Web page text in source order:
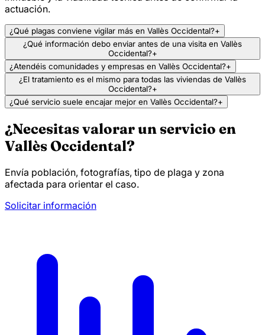
actuación.
¿Qué plagas conviene vigilar más en Vallès Occidental?+
¿Qué información debo enviar antes de una visita en Vallès
Occidental?+
¿Atendéis comunidades y empresas en Vallès Occidental?+
¿El tratamiento es el mismo para todas las viviendas de Vallès
Occidental?+
¿Qué servicio suele encajar mejor en Vallès Occidental?+
¿Necesitas valorar un servicio en
Vallès Occidental?
Envía población, fotografías, tipo de plaga y zona
afectada para orientar el caso.
Solicitar información